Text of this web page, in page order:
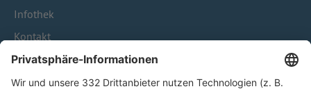
Infothek
Kontakt
HÄUFIG BESUCHTE SEITEN